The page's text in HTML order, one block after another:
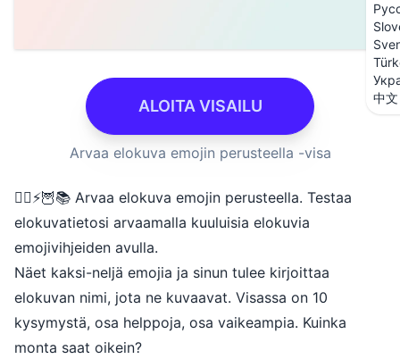
中文
ALOITA VISAILU
Arvaa elokuva emojin perusteella -visa
🧙‍♂️⚡🦉📚 Arvaa elokuva emojin perusteella. Testaa
elokuvatietosi arvaamalla kuuluisia elokuvia
emojivihjeiden avulla.
Näet kaksi-neljä emojia ja sinun tulee kirjoittaa
elokuvan nimi, jota ne kuvaavat. Visassa on 10
kysymystä, osa helppoja, osa vaikeampia. Kuinka
monta saat oikein?